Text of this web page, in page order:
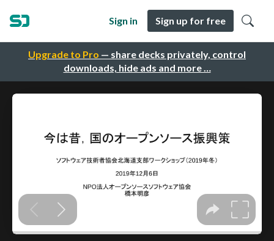
Upgrade to Pro — share decks privately, control
downloads, hide ads and more …
Sign in Sign up for free